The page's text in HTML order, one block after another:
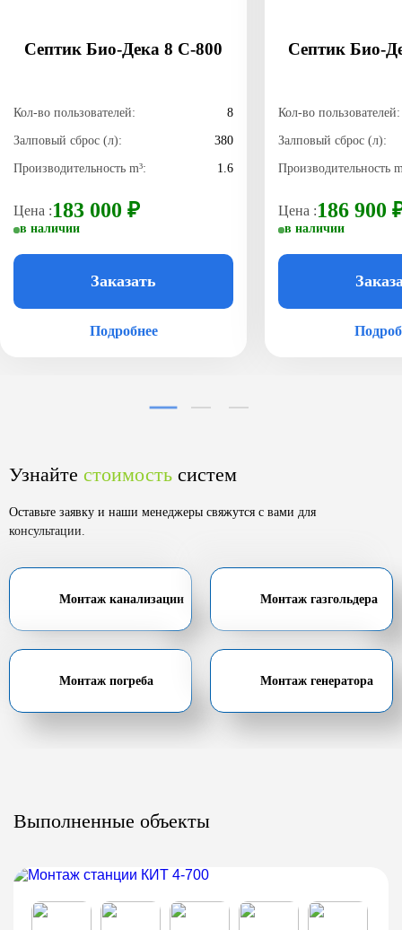
Септик Био-Дека 8 C-800
Кол-во пользователей: 8
Залповый сброс (л): 380
Производительность m³: 1.6
Цена :183 000 ₽
в наличии
Заказать
Подробнее
Септик Био-
Кол-во пользователей:
Залповый сброс (л):
Производительность
Цена :186 900
в наличии
Узнайте стоимость систем
Оставьте заявку и наши менеджеры свяжутся с вами для
консультации.
Монтаж канализации Монтаж газгольдера
Монтаж погреба Монтаж генератора
Выполненные объекты